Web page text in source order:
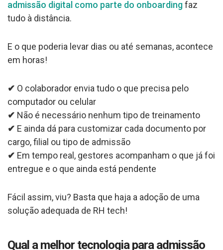
admissão digital como parte do onboardingfaz
tudo à distância.
E o que poderia levar dias ou até semanas, acontece
em horas!
✔ O colaborador envia tudo o que precisa pelo
computador ou celular
✔ Não é necessário nenhum tipo de treinamento
✔ E ainda dá para customizar cada documento por
cargo, filial ou tipo de admissão
✔ Em tempo real, gestores acompanham o que já foi
entregue e o que ainda está pendente
Fácil assim, viu? Basta que haja a adoção de uma
solução adequada de RH tech!
Qual a melhor tecnologia para admissão